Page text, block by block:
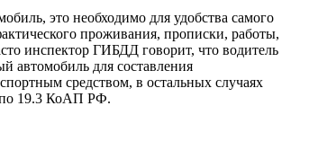
это необходимо для удобства самого
проживания, прописки, работы,
инспектор ГИБДД говорит, что водитель
автомобиль для составления
средством, в остальных случаях
по 19.3 КоАП РФ.